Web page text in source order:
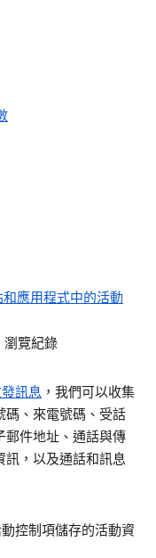
應用程式中的活動
瀏覽紀錄
訊息 ，我們可以收集
碼、來電號碼、受話
郵件地址、通話與傳
訊，以及通話和訊息
控制項儲存的活動資